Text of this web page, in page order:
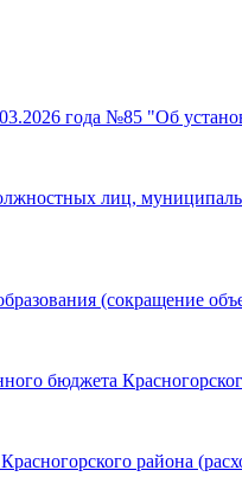
года №85 "Об
лиц,
(сокращение
бюджета
района